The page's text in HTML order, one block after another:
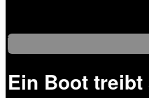
Ein Boot